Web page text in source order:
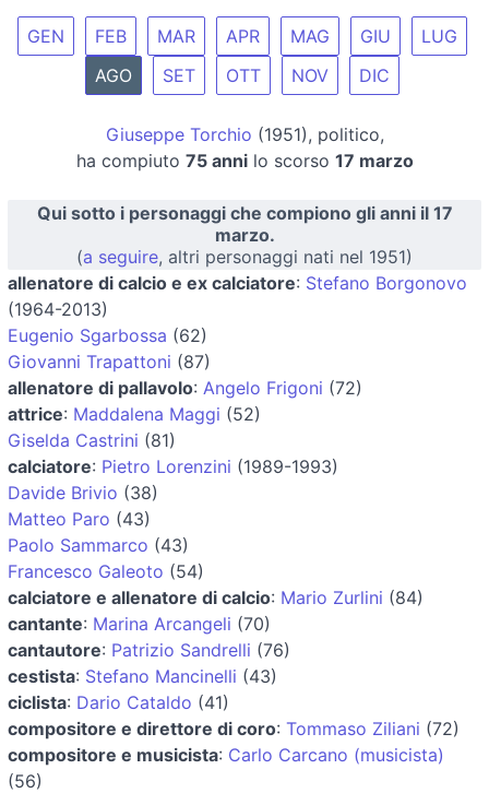
GEN FEB MAR APR MAG GIU
LUG
AGO
SET OTT NOV DIC
Giuseppe Torchio (1951), politico,
ha compiuto 75 annilo scorso 17 marzo
Qui sotto i personaggi che compiono gli anni il 17
marzo.
(a seguire, altri personaggi nati nel 1951)
allenatore di calcio e ex calciatore: Stefano Borgonovo
(1964-2013)
Eugenio Sgarbossa (62)
Giovanni Trapattoni (87)
allenatore di pallavolo: Angelo Frigoni (72)
attrice: Maddalena Maggi (52)
Giselda Castrini (81)
calciatore: Pietro Lorenzini (1989-1993)
Davide Brivio (38)
Matteo Paro (43)
Paolo Sammarco (43)
Francesco Galeoto (54)
calciatore e allenatore di calcio: Mario Zurlini (84)
cantante: Marina Arcangeli (70)
cantautore: Patrizio Sandrelli (76)
cestista: Stefano Mancinelli (43)
ciclista: Dario Cataldo (41)
compositore e direttore di coro: Tommaso Ziliani (72)
compositore e musicista: Carlo Carcano (musicista)
(56)